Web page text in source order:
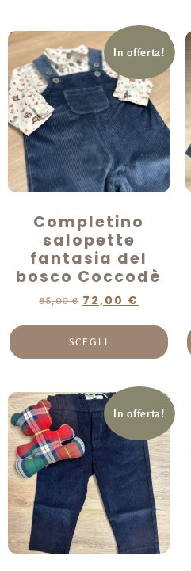
In offerta!
Completino
salopette
fantasia del
bosco Coccodè
85,00€ 72,00 €
SCEGLI
In offerta!